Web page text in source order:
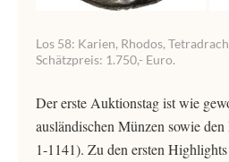
Los 58: Karien, Rhodos,
Schätzpreis: 1.750,- Euro.
Der erste Auktionstag ist wie
ausländischen Münzen sowie
1-1141). Zu den ersten